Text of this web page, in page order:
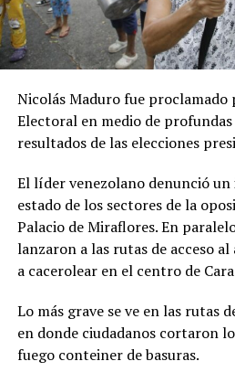
Nicolás Maduro fue proclamado
Electoral en medio de
resultados de las elecciones
El líder venezolano denunció
estado de los sectores de la
Palacio de Miraflores. En
lanzaron a las rutas de acceso
a cacerolear en el centro de
Lo más grave se ve en las rutas
en donde ciudadanos cortaron
fuego conteiner de basuras.